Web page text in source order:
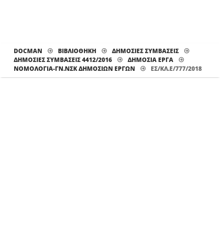
DOCMAN ΒΙΒΛΙΟΘΗΚΗ
ΔΗΜΟΣΙΕΣ ΣΥΜΒΑΣΕΙΣ
ΔΗΜΟΣΙΕΣ ΣΥΜΒΑΣΕΙΣ 4412/2016
ΔΗΜΟΣΙΑ ΕΡΓΑ
ΝΟΜΟΛΟΓΊΑ-ΓΝ.ΝΣΚ ΔΗΜΟΣΊΩΝ ΈΡΓΩΝ
ΕΣ/ΚΛ.Ε/777/2018